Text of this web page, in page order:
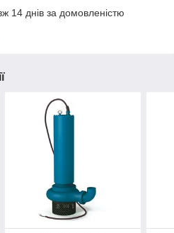
14 днів за домовленістю